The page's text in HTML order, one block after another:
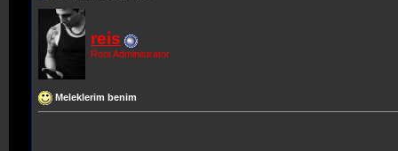
reis
Root Administrator
Meleklerim benim